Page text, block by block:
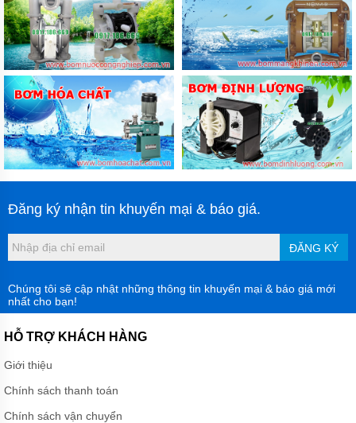
Đăng ký nhận tin khuyến mại & báo giá.
ĐĂNG KÝ
Chúng tôi sẽ cập nhật những thông tin khuyến mại & báo giá mới
nhất cho bạn!
HỖ TRỢ KHÁCH HÀNG
Giới thiệu
Chính sách thanh toán
Chính sách vận chuyển